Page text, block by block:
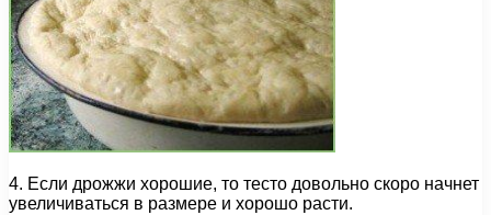
4. Если дрожжи хорошие, то тесто довольно скоро начнет
увеличиваться в размере и хорошо расти.